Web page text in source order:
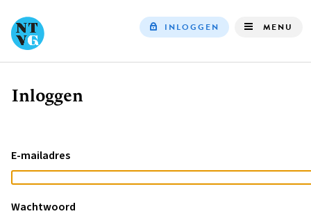
INLOGGEN MENU
Kruimelpad
Inloggen
E-mailadres
Wachtwoord